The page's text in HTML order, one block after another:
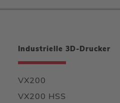
Industrielle 3D-Drucker
VX200
VX200 HSS